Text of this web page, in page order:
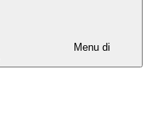
Menu di